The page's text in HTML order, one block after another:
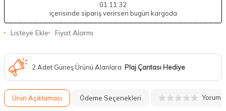
01 :11 :31
içerisinde sipariş verirsen bugün kargoda
Listeye Ekle Fiyat Alarmı
2 Adet Güneş Ürünü Alanlara Plaj Çantası Hediye
Ürün Açıklaması Ödeme Seçenekleri Yorum